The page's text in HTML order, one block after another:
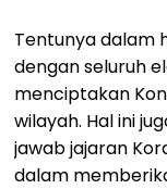
Tentunya dalam
dengan seluruh
menciptakan
wilayah. Hal ini
jawab jajaran
dalam